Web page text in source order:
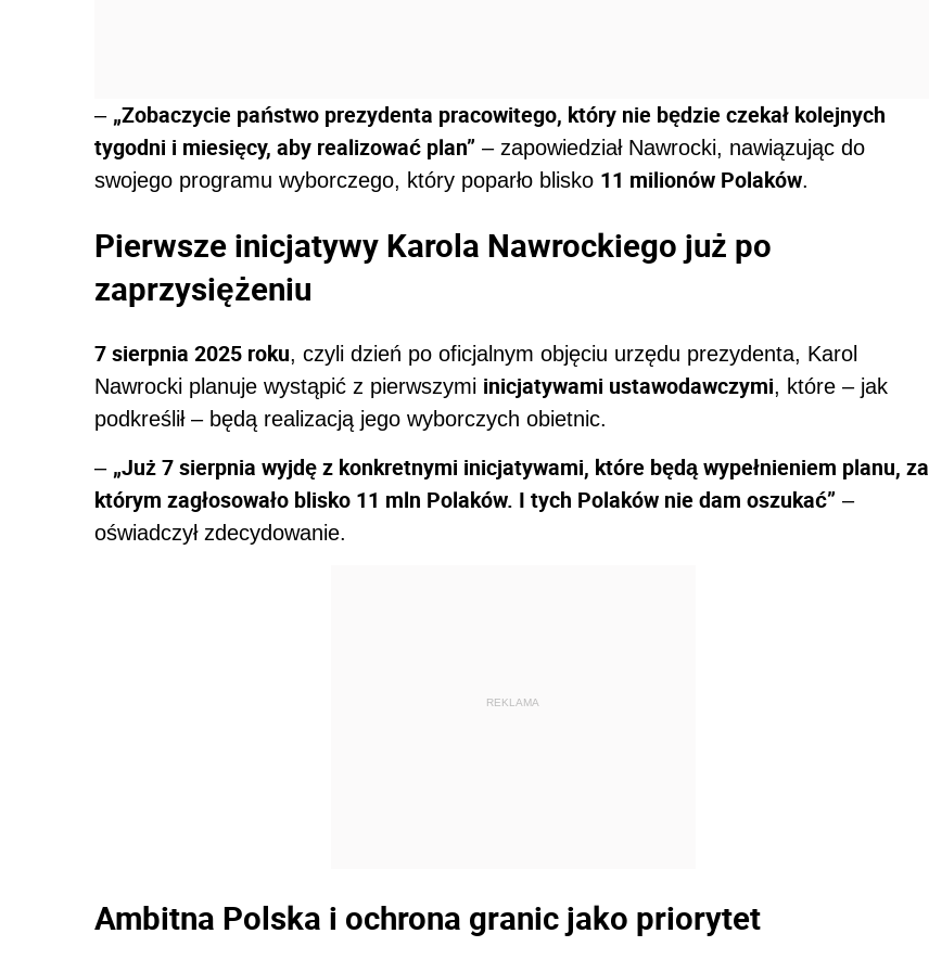
– „Zobaczycie państwo prezydenta pracowitego, który nie będzie czekał kolejnych
tygodni i miesięcy, aby realizować plan” – zapowiedział Nawrocki, nawiązując do
swojego programu wyborczego, który poparło blisko 11 milionów Polaków.
Pierwsze inicjatywy Karola Nawrockiego już po
zaprzysiężeniu
7 sierpnia 2025 roku, czyli dzień po oficjalnym objęciu urzędu prezydenta, Karol
Nawrocki planuje wystąpić z pierwszymi inicjatywami ustawodawczymi, które – jak
podkreślił – będą realizacją jego wyborczych obietnic.
– „Już 7 sierpnia wyjdę z konkretnymi inicjatywami, które będą wypełnieniem planu, za
którym zagłosowało blisko 11 mln Polaków. I tych Polaków nie dam oszukać” –
oświadczył zdecydowanie.
REKLAMA
Ambitna Polska i ochrona granic jako priorytet